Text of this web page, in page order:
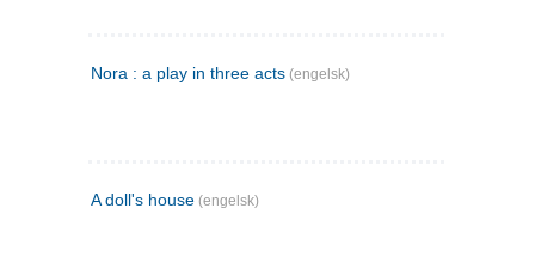
Nora : a play in three acts (engelsk)
A doll's house (engelsk)